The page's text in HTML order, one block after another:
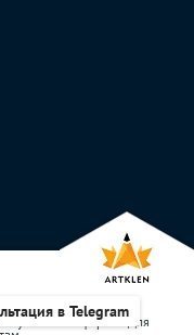
публичной офертой. Для
в Telegram